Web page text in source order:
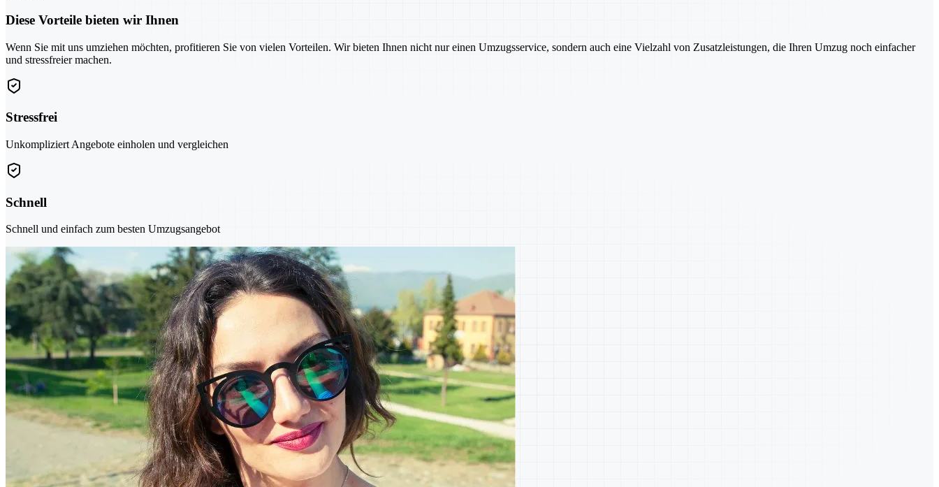
Diese Vorteile bieten wir Ihnen
Wenn Sie mit uns umziehen möchten, profitieren Sie von vielen Vorteilen. Wir bieten Ihnen nicht nur einen Umzugsservice, sondern auch eine Vielzahl von Zusatzleistungen, die Ihren Umzug noch einfacher
und stressfreier machen.
Stressfrei
Unkompliziert Angebote einholen und vergleichen
Schnell
Schnell und einfach zum besten Umzugsangebot